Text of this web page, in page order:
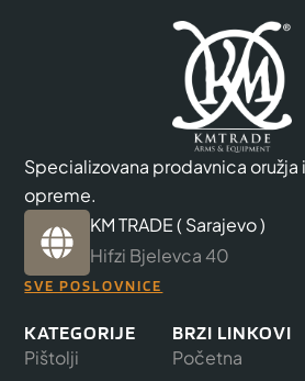
Specializovana prodavnica
opreme.
KM TRADE ( Sarajevo )
Hifzi Bjelevca 40
SVE POSLOVNICE
KATEGORIJE
Pištolji
BRZI LINKOVI
Početna